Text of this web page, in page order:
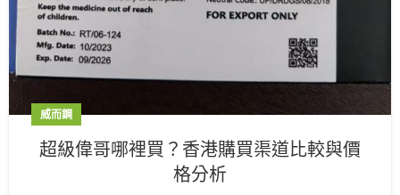
威而鋼
超級偉哥哪裡買？香港購買渠道比較與價
格分析